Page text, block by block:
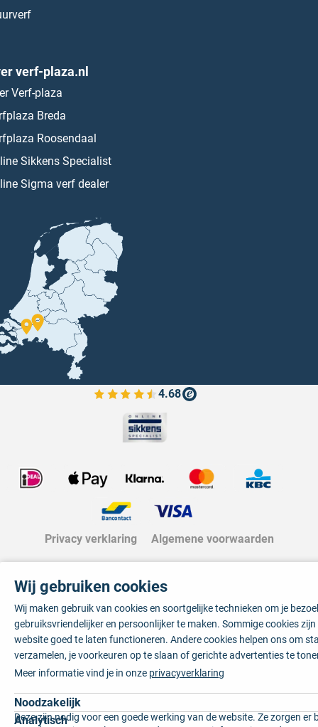
verf-plaza.nl
Verf-plaza
Breda
Roosendaal
Sikkens Specialist
Sigma verf dealer
4.68
Bekijk de verfplaza beoordelingen
Privacy verklaring Algemene voorwaarden
Wij gebruiken cookies
Wij maken gebruik van cookies en soortgelijke technieken om je
gebruiksvriendelijker en persoonlijker te maken. Sommige cookies
website goed te laten functioneren. Andere cookies helpen ons om
verzamelen, je voorkeuren op te slaan of gerichte advertenties te
Meer informatie vind je in onze privacyverklaring
Noodzakelijk
Deze zijn nodig voor een goede werking van de website. Ze zorgen er
Analytisch